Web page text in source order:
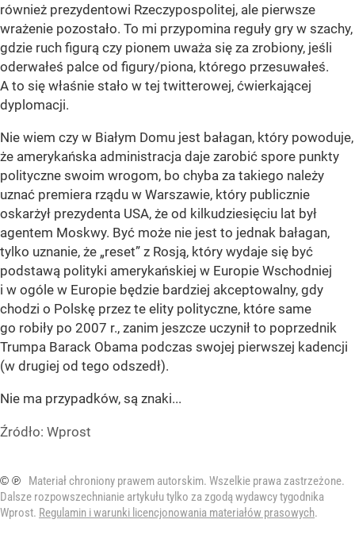
również prezydentowi Rzeczypospolitej, ale pierwsze
wrażenie pozostało. To mi przypomina reguły gry w szachy,
gdzie ruch figurą czy pionem uważa się za zrobiony, jeśli
oderwałeś palce od figury/piona, którego przesuwałeś.
A to się właśnie stało w tej twitterowej, ćwierkającej
dyplomacji.
Nie wiem czy w Białym Domu jest bałagan, który powoduje,
że amerykańska administracja daje zarobić spore punkty
polityczne swoim wrogom, bo chyba za takiego należy
uznać premiera rządu w Warszawie, który publicznie
oskarżył prezydenta USA, że od kilkudziesięciu lat był
agentem Moskwy. Być może nie jest to jednak bałagan,
tylko uznanie, że „reset” z Rosją, który wydaje się być
podstawą polityki amerykańskiej w Europie Wschodniej
i w ogóle w Europie będzie bardziej akceptowalny, gdy
chodzi o Polskę przez te elity polityczne, które same
go robiły po 2007 r., zanim jeszcze uczynił to poprzednik
Trumpa Barack Obama podczas swojej pierwszej kadencji
(w drugiej od tego odszedł).
Nie ma przypadków, są znaki...
Źródło: Wprost
© ℗
Materiał chroniony prawem autorskim. Wszelkie prawa zastrzeżone.
Dalsze rozpowszechnianie artykułu tylko za zgodą wydawcy tygodnika
Wprost. Regulamin i warunki licencjonowania materiałów prasowych.